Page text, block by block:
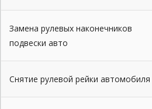
Замена рулевых наконечников
подвески авто
Снятие рулевой рейки автомобиля